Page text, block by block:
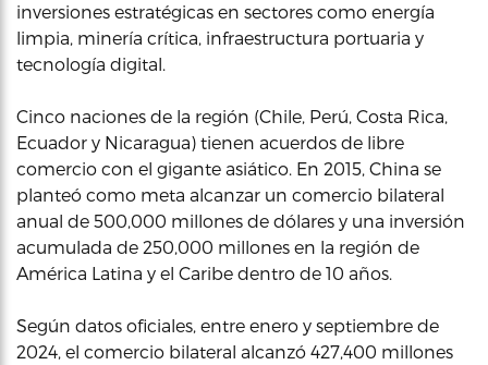
inversiones estratégicas en sectores como energía
limpia, minería crítica, infraestructura portuaria y
tecnología digital.
Cinco naciones de la región (Chile, Perú, Costa Rica,
Ecuador y Nicaragua) tienen acuerdos de libre
comercio con el gigante asiático. En 2015, China se
planteó como meta alcanzar un comercio bilateral
anual de 500,000 millones de dólares y una inversión
acumulada de 250,000 millones en la región de
América Latina y el Caribe dentro de 10 años.
Según datos oficiales, entre enero y septiembre de
2024, el comercio bilateral alcanzó 427,400 millones